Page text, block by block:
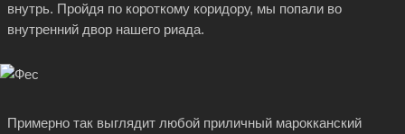
внутрь. Пройдя по короткому коридору, мы попали во
внутренний двор нашего риада.
Примерно так выглядит любой приличный марокканский